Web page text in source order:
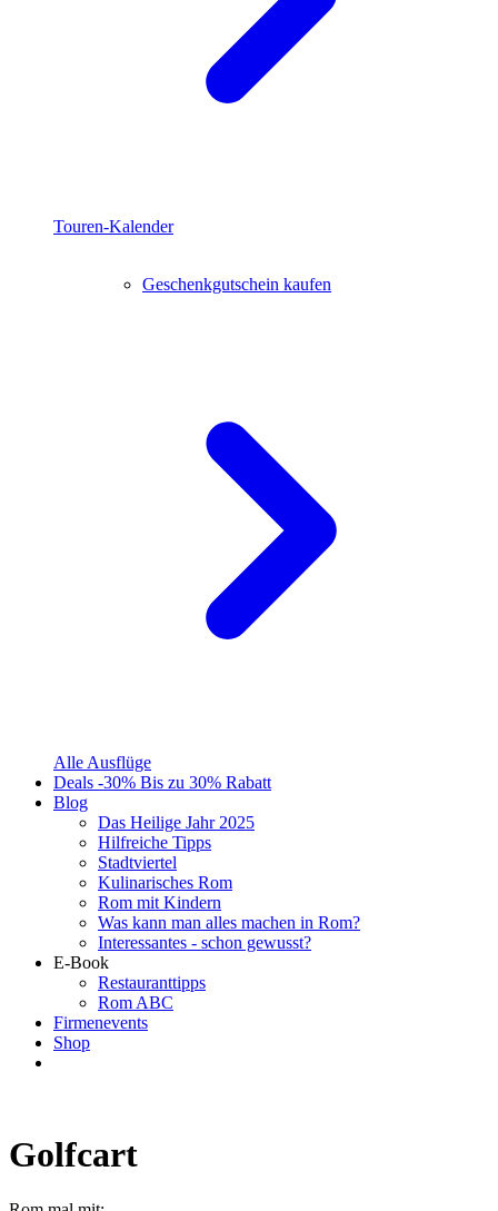
Touren-Kalender
Geschenkgutschein kaufen
Alle Ausflüge
Deals -30% Bis zu 30% Rabatt
Blog
Das Heilige Jahr 2025
Hilfreiche Tipps
Stadtviertel
Kulinarisches Rom
Rom mit Kindern
Was kann man alles machen in Rom?
Interessantes - schon gewusst?
E-Book
Restauranttipps
Rom ABC
Firmenevents
Shop
Golfcart